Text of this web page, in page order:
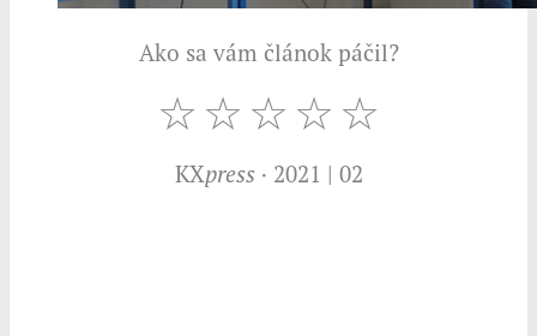
Ako sa vám článok páčil?
KXpress· 2021 | 02